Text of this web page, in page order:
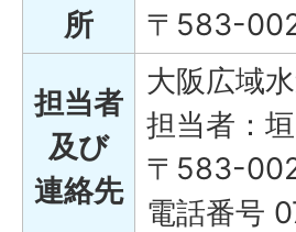
所
〒583-
担当者
及び
連絡先
大阪広域
担当者：
〒583-
電話番号